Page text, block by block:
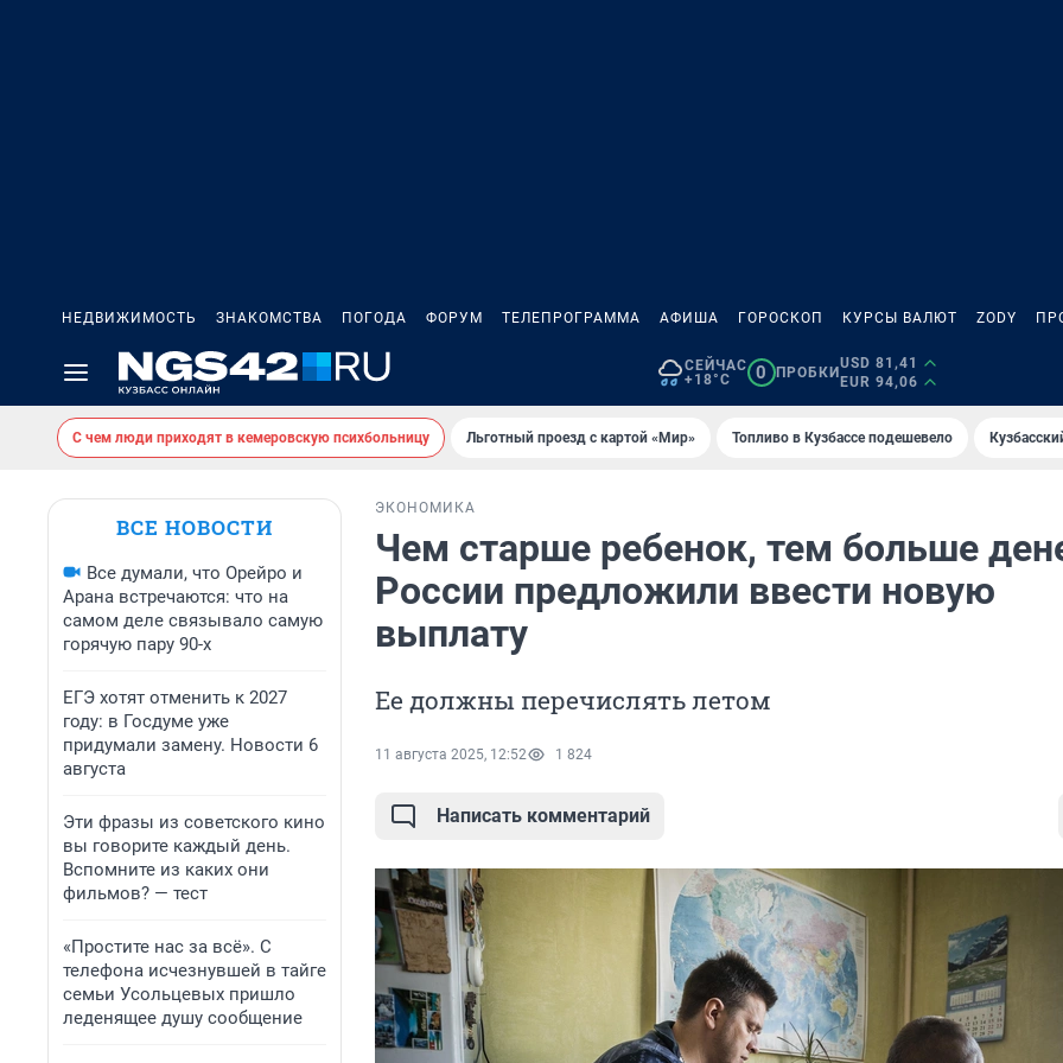
НЕДВИЖИМОСТЬ ЗНАКОМСТВА ПОГОДА ФОРУМ ТЕЛЕПРОГРАММА АФИША ГОРОСКОП КУРСЫ ВАЛЮТ ZODY
СЕЙЧАС
+18°C
0 ПРОБКИ
USD 81,41
EUR 94,06
С чем люди приходят в кемеровскую психбольницу Льготный проезд с картой «Мир» Топливо в Кузбассе подешевело
ВСЕ НОВОСТИ
Все думали, что Орейро и
Арана встречаются: что на
самом деле связывало самую
горячую пару 90-х
ЕГЭ хотят отменить к 2027
году: в Госдуме уже
придумали замену. Новости 6
августа
Эти фразы из советского кино
вы говорите каждый день.
Вспомните из каких они
фильмов? — тест
«Простите нас за всё». С
телефона исчезнувшей в тайге
семьи Усольцевых пришло
леденящее душу сообщение
ЭКОНОМИКА
Чем старше ребенок, тем больше
России предложили ввести новую
выплату
Ее должны перечислять летом
11 августа 2025, 12:52 1 824
Написать комментарий